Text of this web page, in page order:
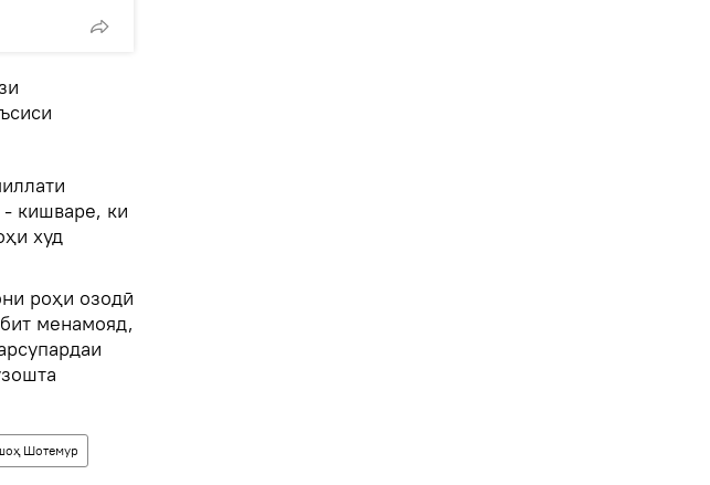
- кишваре, ки
худ
роҳи озодӣ
менамояд,
Шотемур